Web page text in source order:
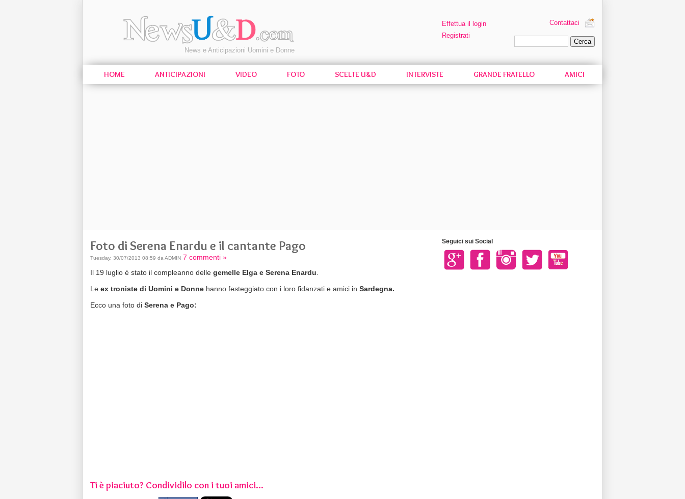
News e Anticipazioni Uomini e Donne
Effettua il login
Registrati
Contattaci
HOME ANTICIPAZIONI VIDEO FOTO SCELTE U&D INTERVISTE GRANDE FRATELLO AMICI
Foto di Serena Enardu e il cantante Pago
Tuesday, 30/07/2013 08:59 da ADMIN 7 commenti »
Il 19 luglio è stato il compleanno delle gemelle Elga e Serena Enardu
Le ex troniste di Uomini e Donne hanno festeggiato con i loro fidanzati e amici in Sardegna.
Ecco una foto di Serena e Pago:
Ti è piaciuto? Condividilo con i tuoi amici...
Seguici sui Social